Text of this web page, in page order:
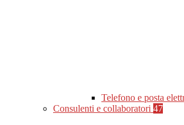
Telefono e posta
Consulenti e collaboratori 47